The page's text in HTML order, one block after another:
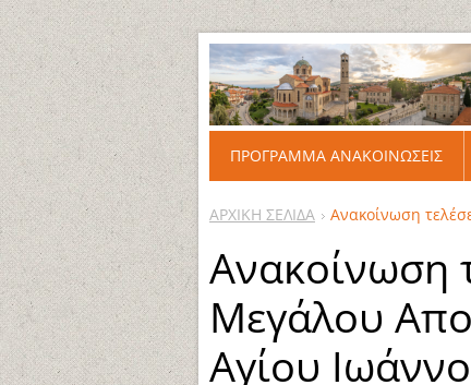
ΑΡΧΙΚΗ ΣΕΛΙΔΑ Ανακοίνωση
Ανακοίνωση
Μεγάλου
Αγίου
ΠΡΟΓΡΑΜΜΑ ΑΝΑΚΟΙΝΩΣΕΙΣ